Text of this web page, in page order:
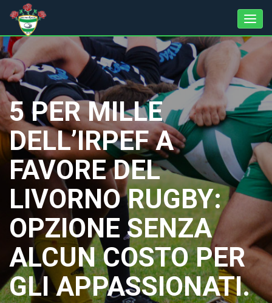
5 PER MILLE
DELL’IRPEF A
FAVORE DEL
LIVORNO RUGBY:
OPZIONE SENZA
ALCUN COSTO PER
GLI APPASSIONATI.